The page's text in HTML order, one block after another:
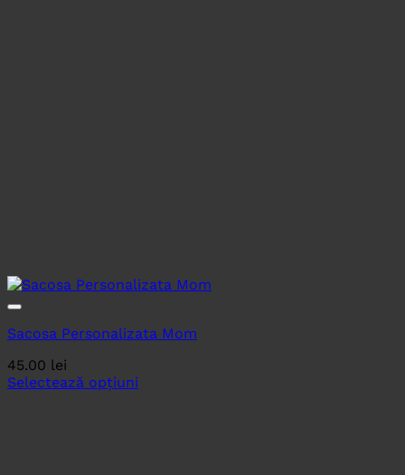
Sacosa Personalizata Mom
45.00 lei
Selectează opțiuni